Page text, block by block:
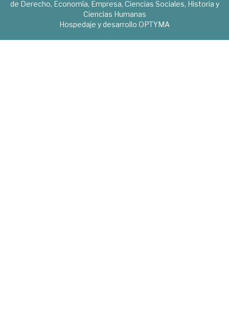
de Derecho, Economía, Empresa, Ciencias Sociales, Historia y
Ciencias Humanas
Hospedaje y desarrollo OPTYMA